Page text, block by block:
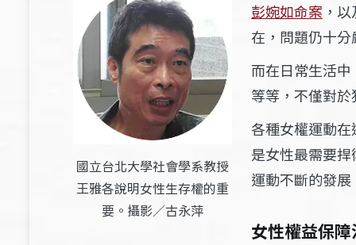
國立台北大學社會學系教授
王雅各說明女性生存權的重
要。攝影／古永萍
彭婉如命案 ，
在，問題仍十
而在日常生活
等等，不僅對
各種女權運動
是女性最需要
運動不斷的發
女性權益保